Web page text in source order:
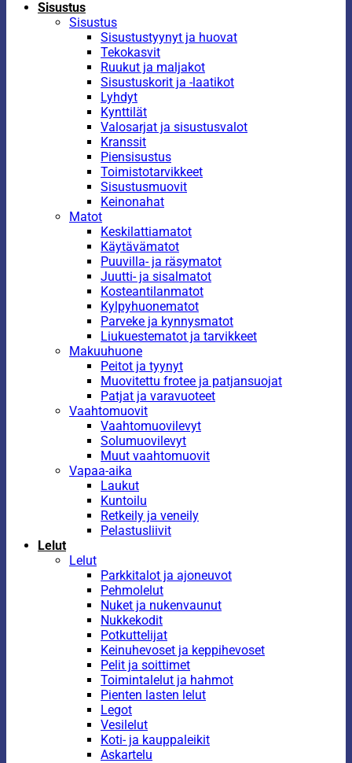
Sisustus
Sisustus
Sisustustyynyt ja huovat
Tekokasvit
Ruukut ja maljakot
Sisustuskorit ja -laatikot
Lyhdyt
Kynttilät
Valosarjat ja sisustusvalot
Kranssit
Piensisustus
Toimistotarvikkeet
Sisustusmuovit
Keinonahat
Matot
Keskilattiamatot
Käytävämatot
Puuvilla- ja räsymatot
Juutti- ja sisalmatot
Kosteantilanmatot
Kylpyhuonematot
Parveke ja kynnysmatot
Liukuestematot ja tarvikkeet
Makuuhuone
Peitot ja tyynyt
Muovitettu frotee ja patjansuojat
Patjat ja varavuoteet
Vaahtomuovit
Vaahtomuovilevyt
Solumuovilevyt
Muut vaahtomuovit
Vapaa-aika
Laukut
Kuntoilu
Retkeily ja veneily
Pelastusliivit
Lelut
Lelut
Parkkitalot ja ajoneuvot
Pehmolelut
Nuket ja nukenvaunut
Nukkekodit
Potkuttelijat
Keinuhevoset ja keppihevoset
Pelit ja soittimet
Toimintalelut ja hahmot
Pienten lasten lelut
Legot
Vesilelut
Koti- ja kauppaleikit
Askartelu